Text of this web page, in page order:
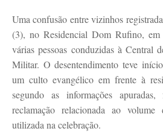
Uma confusão entre vizinhos
(3), no Residencial Dom Rufino, em
várias pessoas conduzidas à Central
Militar. O desentendimento teve
um culto evangélico em frente à
segundo as informações
reclamação relacionada ao
utilizada na celebração.